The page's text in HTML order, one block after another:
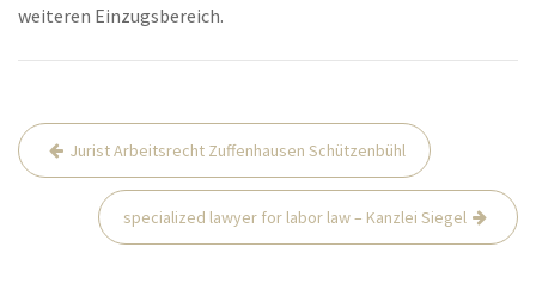
weiteren Einzugsbereich.
Beitrags-
Navigation
Jurist Arbeitsrecht Zuffenhausen Schützenbühl
specialized lawyer for labor law – Kanzlei Siegel